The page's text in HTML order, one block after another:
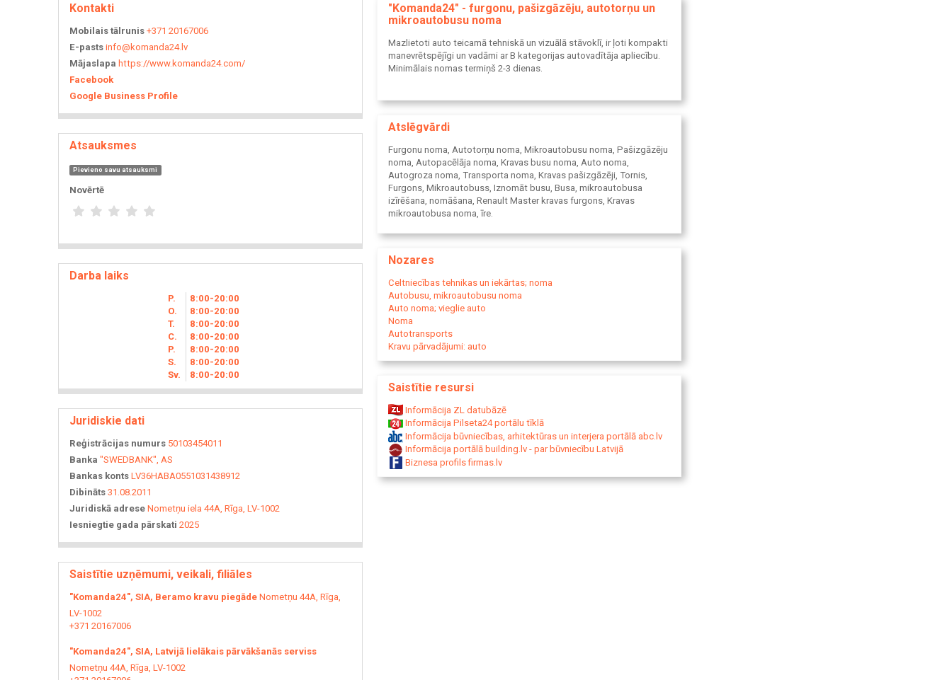
Kontakti
Mobilais tālrunis +371 20167006
E-pasts info@komanda24.lv
Mājaslapa https://www.komanda24.com/
Facebook
Google Business Profile
Atsauksmes
Pievieno savu atsauksmi
Novērtē
Darba laiks
P. 8 00-20 00
O.
8 00-20 00
T.
8 00-20 00
C.
8 00-20 00
P.
8 00-20 00
S.
8 00-20 00
Sv.
8 00-20 00
Juridiskie dati
Reģistrācijas numurs 50103454011
Banka "SWEDBANK", AS
Bankas konts LV36HABA0551031438912
Dibināts 31.08.2011
Juridiskā adrese Nometņu iela 44A, Rīga, LV-1002
Iesniegtie gada pārskati 2025
Saistītie uzņēmumi, veikali, filiāles
"Komanda24", SIA, Beramo kravu piegāde Nometņu 44A, Rīga,
LV-1002
+371 20167006
"Komanda24", SIA, Latvijā lielākais pārvākšanās serviss
Nometņu 44A, Rīga, LV-1002
"Komanda24" - furgonu, pašizgāzēju, autotorņu un
mikroautobusu noma
Mazlietoti auto teicamā tehniskā un vizuālā stāvoklī, ir ļoti kompakti
manevrētspējīgi un vadāmi ar B kategorijas autovadītāja apliecību.
Minimālais nomas termiņš 2-3 dienas.
Atslēgvārdi
Furgonu noma, Autotorņu noma, Mikroautobusu noma, Pašizgāzēju
noma, Autopacēlāja noma, Kravas busu noma, Auto noma,
Autogroza noma, Transporta noma, Kravas pašizgāzēji, Tornis,
Furgons, Mikroautobuss, Iznomāt busu, Busa, mikroautobusa
izīrēšana, nomāšana, Renault Master kravas furgons, Kravas
mikroautobusa noma, īre.
Nozares
Celtniecības tehnikas un iekārtas; noma
Autobusu, mikroautobusu noma
Auto noma; vieglie auto
Noma
Autotransports
Kravu pārvadājumi: auto
Saistītie resursi
Informācija ZL datubāzē
Informācija Pilseta24 portālu tīklā
Informācija būvniecības, arhitektūras un interjera portālā abc.lv
Informācija portālā building.lv - par būvniecību Latvijā
Biznesa profils firmas.lv